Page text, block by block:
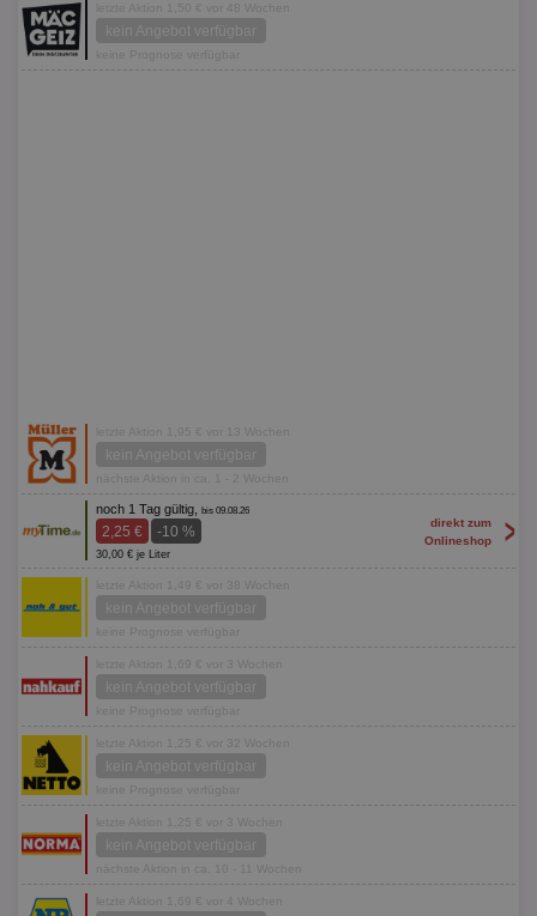
letzte Aktion 1,50 € vor 48 Wochen
kein Angebot verfügbar
keine Prognose verfügbar
letzte Aktion 1,95 € vor 13 Wochen
kein Angebot verfügbar
nächste Aktion in ca. 1 - 2 Wochen
noch 1 Tag gültig, bis 09.08.26
2,25 € -10 %
30,00 € je Liter
direkt zum
Onlineshop
>
letzte Aktion 1,49 € vor 38 Wochen
kein Angebot verfügbar
keine Prognose verfügbar
letzte Aktion 1,69 € vor 3 Wochen
kein Angebot verfügbar
keine Prognose verfügbar
letzte Aktion 1,25 € vor 32 Wochen
kein Angebot verfügbar
keine Prognose verfügbar
letzte Aktion 1,25 € vor 3 Wochen
kein Angebot verfügbar
nächste Aktion in ca. 10 - 11 Wochen
letzte Aktion 1,69 € vor 4 Wochen